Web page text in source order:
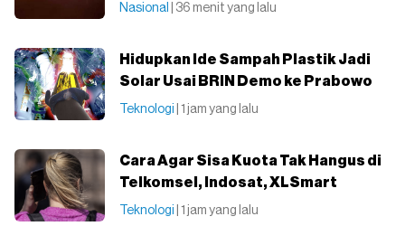
Nasional | 36 menit yang lalu
Hidupkan Ide Sampah Plastik Jadi
Solar Usai BRIN Demo ke Prabowo
Teknologi | 1 jam yang lalu
Cara Agar Sisa Kuota Tak Hangus di
Telkomsel, Indosat, XLSmart
Teknologi | 1 jam yang lalu